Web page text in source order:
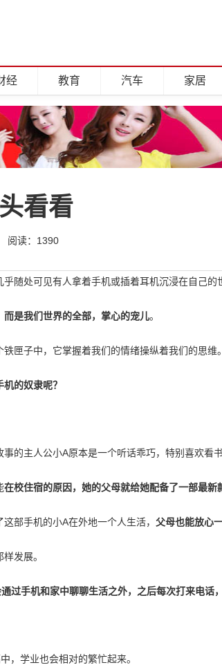
经 教育 汽车 家居
看看
阅读：1390
随处可见有人拿着手机或插着耳机沉浸在自己的
是我们世界的全部，掌心的宠儿。
匣子中，它掌握着我们的情绪操纵着我们的思维。
的奴隶呢？
的主人公小A原本是一个听话乖巧，特别喜欢看书
在校住宿的原因，她的父母就给她配备了一部最新
部手机的小A在外地一个人生活， 父母也能放心一
发展。
过手机和家中聊聊生活之外，之后每次打来电话
，学业也会相对的繁忙起来。